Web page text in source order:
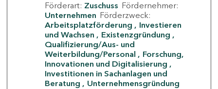
Förderart: Zuschuss Fördernehmer:
Unternehmen Förderzweck:
Arbeitsplatzförderung
Investieren
und Wachsen
Existenzgründung
Qualifizierung/Aus- und
Weiterbildung/Personal
Forschung,
Innovationen und Digitalisierung
Investitionen in Sachanlagen und
Beratung
Unternehmensgründung